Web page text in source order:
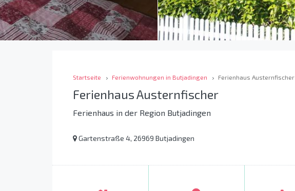
Startseite Ferienwohnungen in Butjadingen Ferienhaus Austernfischer
Ferienhaus Austernfischer
Ferienhaus in der Region Butjadingen
Gartenstraße 4, 26969 Butjadingen